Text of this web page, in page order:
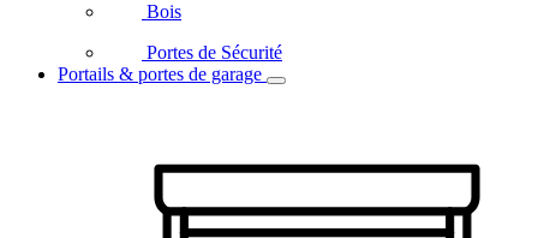
Bois
Portes de Sécurité
Portails & portes de garage